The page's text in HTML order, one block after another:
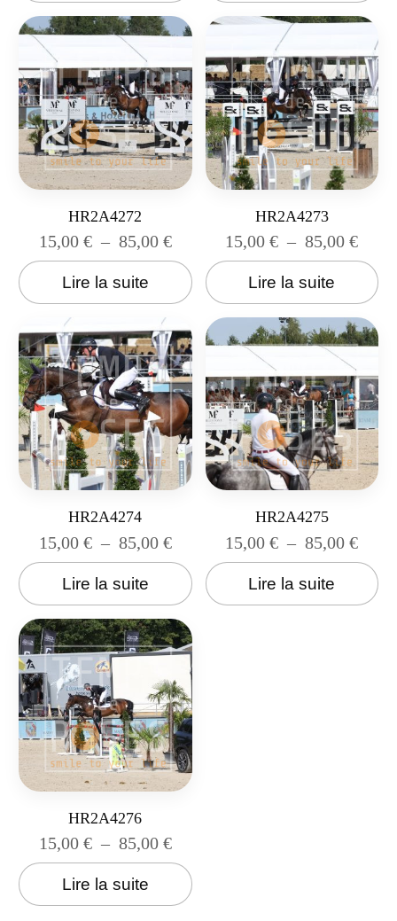
HR2A4272
15,00 € – 85,00 €
Lire la suite
HR2A4273
15,00€ – 85,00€
Lire la suite
HR2A4274
15,00 € – 85,00 €
Lire la suite
HR2A4275
15,00€ – 85,00€
Lire la suite
HR2A4276
15,00 € – 85,00 €
Lire la suite